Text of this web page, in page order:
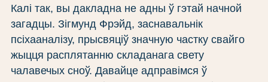
Калі так, вы дакладна не адны ў гэтай начной
загадцы. Зігмунд Фрэйд, заснавальнік
псіхааналізу, прысвяціў значную частку свайго
жыцця расплятанню складанага свету
чалавечых сноў. Давайце адправімся ў